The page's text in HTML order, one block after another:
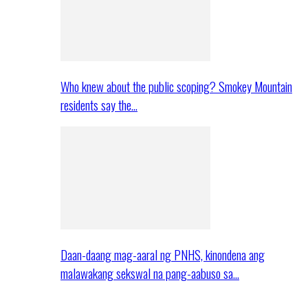
Who knew about the public scoping? Smokey Mountain
residents say the…
Daan-daang mag-aaral ng PNHS, kinondena ang
malawakang sekswal na pang-aabuso sa…